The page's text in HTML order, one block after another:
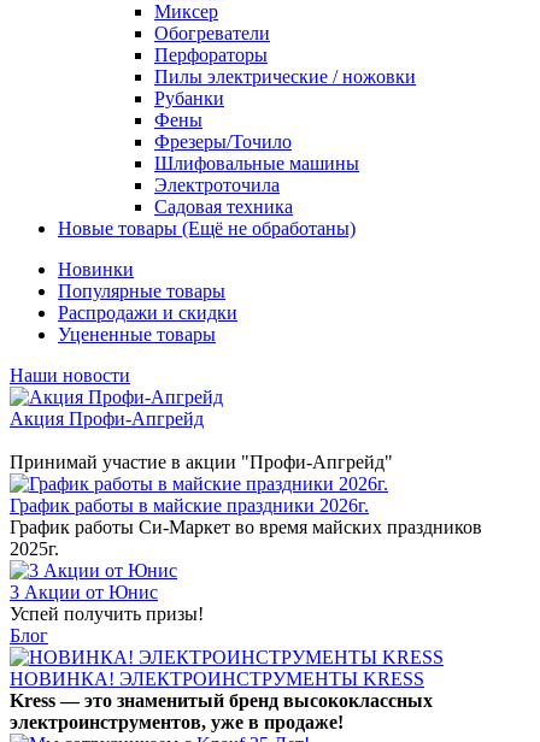
Миксер
Обогреватели
Перфораторы
Пилы электрические / ножовки
Рубанки
Фены
Фрезеры/Точило
Шлифовальные машины
Электроточила
Садовая техника
Новые товары (Ещё не обработаны)
Новинки
Популярные товары
Распродажи и скидки
Уцененные товары
Наши новости
Акция Профи-Апгрейд
Принимай участие в акции "Профи-Апгрейд"
График работы в майские праздники 2026г.
График работы Си-Маркет во время майских праздников
2025г.
3 Акции от Юнис
Успей получить призы!
Блог
НОВИНКА! ЭЛЕКТРОИНСТРУМЕНТЫ KRESS
Kress — это знаменитый бренд высококлассных
электроинструментов, уже в продаже!